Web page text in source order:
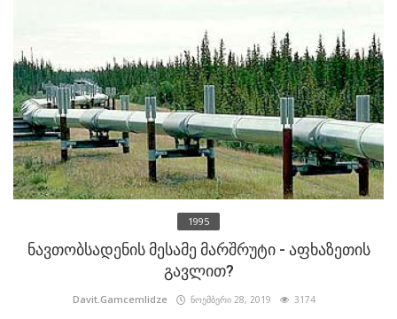
1995
ნავთობსადენის მესამე მარშრუტი - აფხაზეთის
გავლით?
Davit.Gamcemlidze ნოემბერი 28, 2019 3174